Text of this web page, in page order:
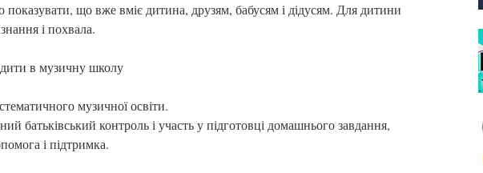
показувати, що вже вміє дитина, друзям, бабусям і дідусям. Для дитини
і похвала.
в музичну школу
музичної освіти.
батьківський контроль і участь у підготовці домашнього завдання,
і підтримка.